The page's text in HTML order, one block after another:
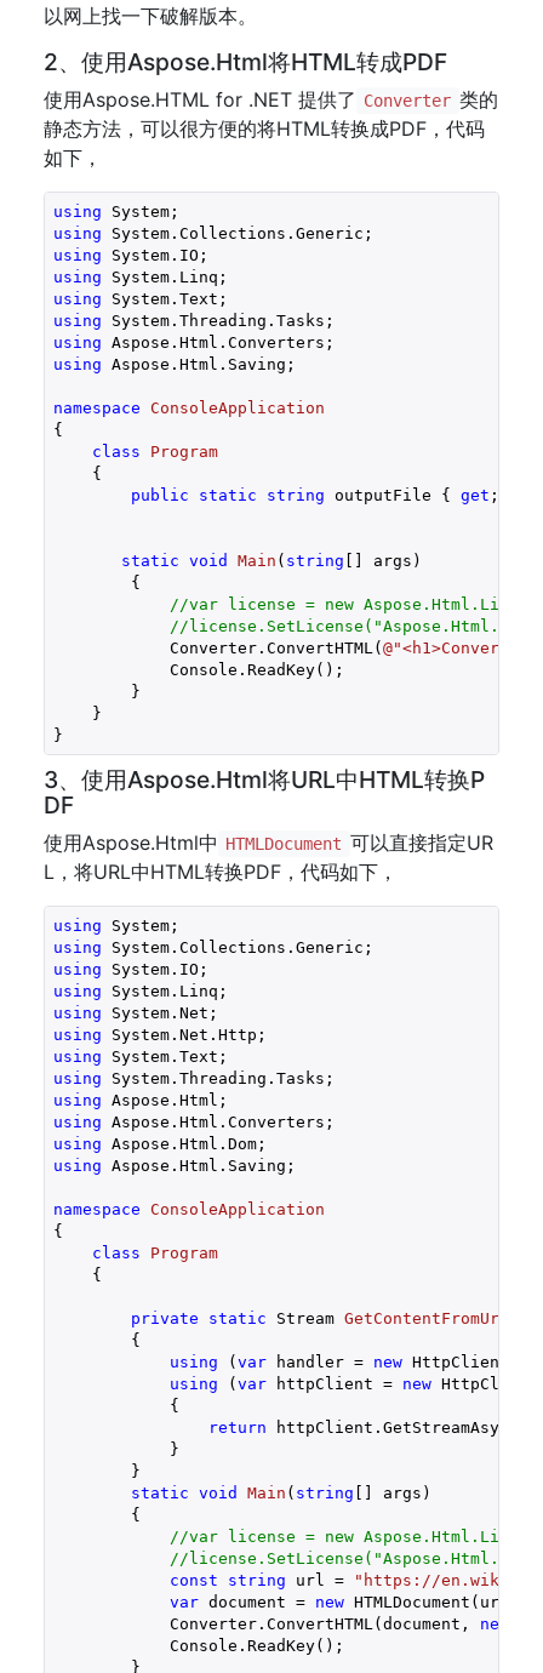
以网上找一下破解版本。
2、使用Aspose.Html将HTML转成PDF
使用Aspose.HTML for .NET 提供了 Converter 类的
静态方法，可以很方便的将HTML转换成PDF，代码
如下，
using
using
using
using
using
using
using
using Aspose.Html.Saving;
namespace ConsoleApplication
{
class
Program
    {
public
static string outputFile { get ;
static void Main ( string [] args )
{
//var license = new
//
            Converter.ConvertHTML(
@"<h1>Convert
            Console.ReadKey();
        }
    }
}
3、使用Aspose.Html将URL中HTML转换P
DF
使用Aspose.Html中 HTMLDocument 可以直接指定UR
L，将URL中HTML转换PDF，代码如下，
using
using
using
using
using
using
using
using
using
using
using
using Aspose.Html.Saving;
namespace ConsoleApplication
{
class
Program
    {
private static Stream
{
using (var handler = new
using (var httpClient = new
            {
return
            }
        }
static void Main ( string [] args )
{
//var license = new
//
const
string url =
"https://
var document = new HTMLDocument(url);
            Converter.ConvertHTML(document,
new
            Console.ReadKey();
        }